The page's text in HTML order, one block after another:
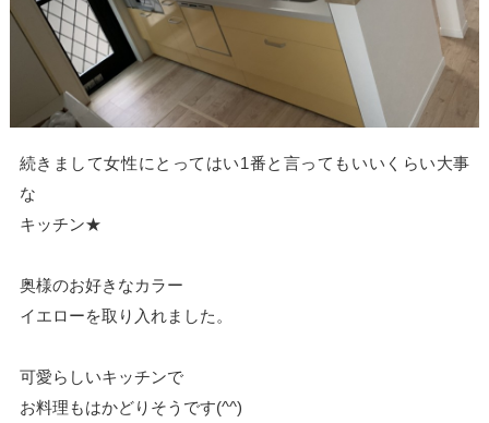
続きまして女性にとってはい1番と言ってもいいくらい大事
な
キッチン★
奥様のお好きなカラー
イエローを取り入れました。
可愛らしいキッチンで
お料理もはかどりそうです(^^)